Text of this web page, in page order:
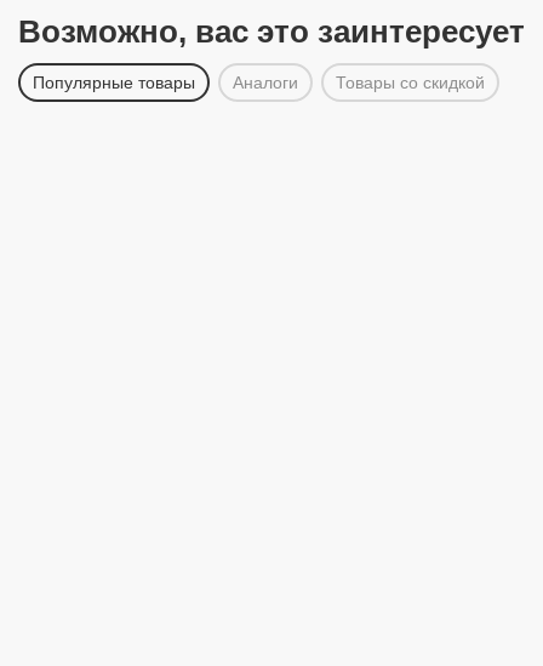
Возможно, вас это заинтересует
Популярные товары Аналоги Товары со скидкой